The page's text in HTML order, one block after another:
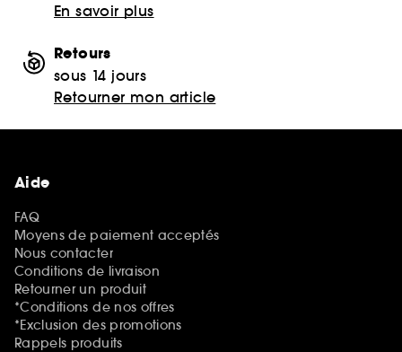
En savoir plus
Retours
sous 14 jours
Retourner mon article
Aide
FAQ
Moyens de paiement acceptés
Nous contacter
Conditions de livraison
Retourner un produit
*Conditions de nos offres
*Exclusion des promotions
Rappels produits